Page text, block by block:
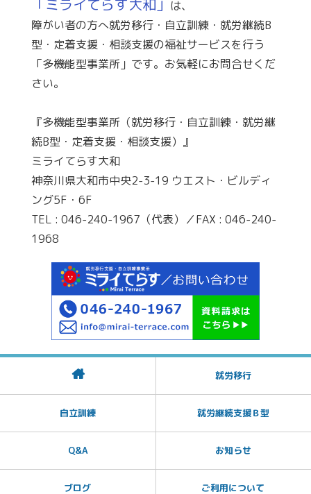
「ミライてらす大和」 は、
障がい者の方へ就労移行・自立訓練・就労継続B
型・定着支援・相談支援の福祉サービスを行う
「多機能型事業所」です。お気軽にお問合せくだ
さい。
『多機能型事業所（就労移行・自立訓練・就労継
続B型・定着支援・相談支援）』
ミライてらす大和
神奈川県大和市中央2-3-19 ウエスト・ビルディ
ング5F・6F
TEL : 046-240-1967（代表）／FAX : 046-240-
1968
就労移行
自立訓練 就労継続支援Ｂ型
Q&A お知らせ
ブログ ご利用について